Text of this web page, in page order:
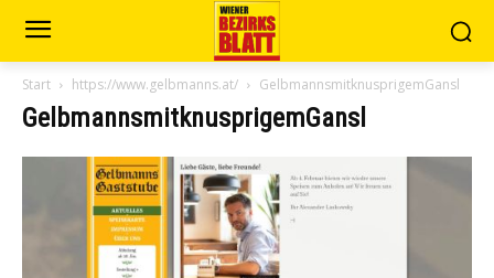
Start https://www.gelbmanns.at/ GelbmannsmitknusprigemGansl
GelbmannsmitknusprigemGansl